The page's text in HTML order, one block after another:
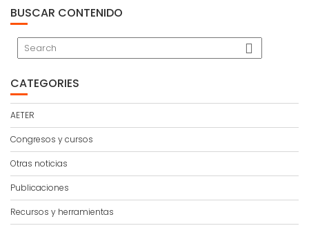
BUSCAR CONTENIDO
CATEGORIES
AETER
Congresos y cursos
Otras noticias
Publicaciones
Recursos y herramientas